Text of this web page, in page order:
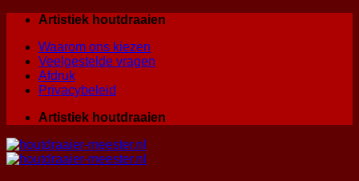
Skip
content
Artistiek houtdraaien
Waarom ons kiezen
Veelgestelde vragen
Afdruk
Privacybeleid
Artistiek houtdraaien